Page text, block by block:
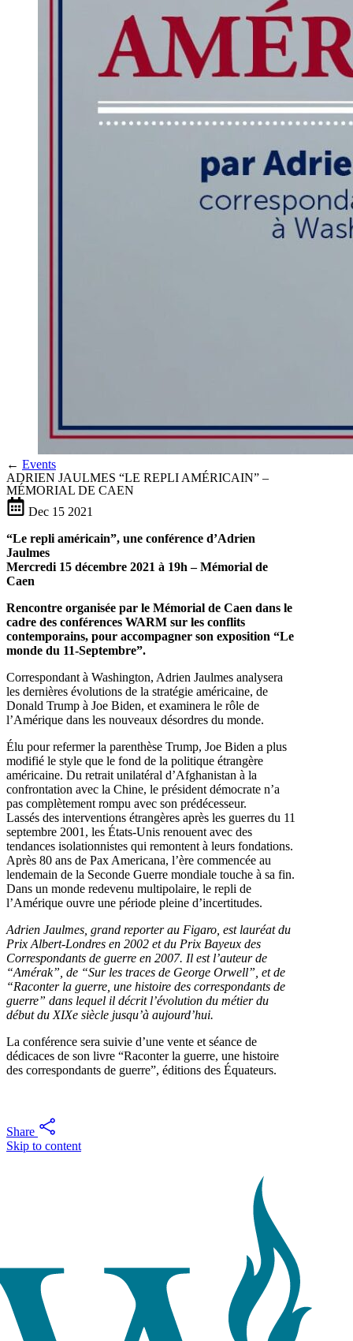
Skip to content
← Events
ADRIEN JAULMES “LE REPLI AMÉRICAIN” –
MÉMORIAL DE CAEN
Dec 15 2021
“Le repli américain”, une conférence d’Adrien
Jaulmes
Mercredi 15 décembre 2021 à 19h – Mémorial de
Caen
Rencontre organisée par le Mémorial de Caen dans le
cadre des conférences WARM sur les conflits
contemporains, pour accompagner son exposition “Le
monde du 11-Septembre”.
Correspondant à Washington, Adrien Jaulmes analysera
les dernières évolutions de la stratégie américaine, de
Donald Trump à Joe Biden, et examinera le rôle de
l’Amérique dans les nouveaux désordres du monde.
Élu pour refermer la parenthèse Trump, Joe Biden a plus
modifié le style que le fond de la politique étrangère
américaine. Du retrait unilatéral d’Afghanistan à la
confrontation avec la Chine, le président démocrate n’a
pas complètement rompu avec son prédécesseur.
Lassés des interventions étrangères après les guerres du 11
septembre 2001, les États-Unis renouent avec des
tendances isolationnistes qui remontent à leurs fondations.
Après 80 ans de Pax Americana, l’ère commencée au
lendemain de la Seconde Guerre mondiale touche à sa fin.
Dans un monde redevenu multipolaire, le repli de
l’Amérique ouvre une période pleine d’incertitudes.
Adrien Jaulmes, grand reporter au Figaro, est lauréat du
Prix Albert-Londres en 2002 et du Prix Bayeux des
Correspondants de guerre en 2007. Il est l’auteur de
“Amérak”, de “Sur les traces de George Orwell”, et de
“Raconter la guerre, une histoire des correspondants de
guerre” dans lequel il décrit l’évolution du métier du
début du XIXe siècle jusqu’à aujourd’hui.
La conférence sera suivie d’une vente et séance de
dédicaces de son livre “Raconter la guerre, une histoire
des correspondants de guerre”, éditions des Équateurs.
Share